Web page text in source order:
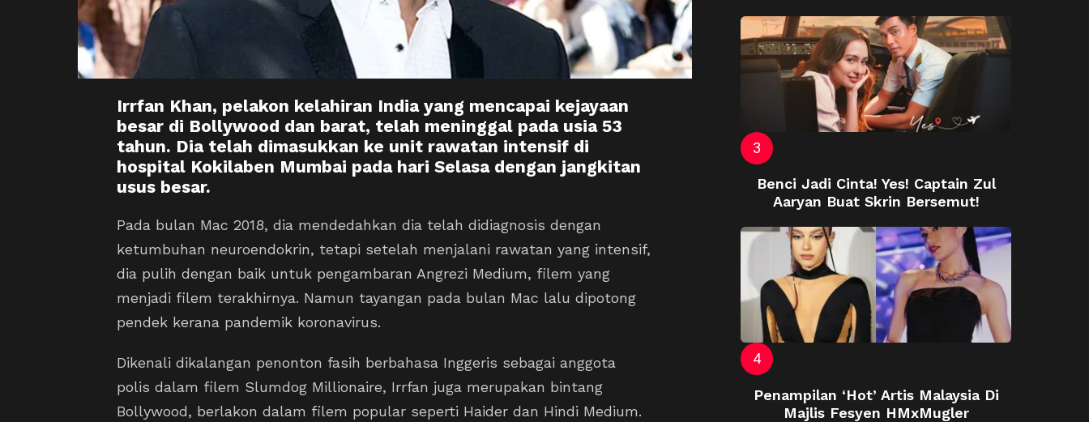
Irrfan Khan, pelakon kelahiran India yang mencapai kejayaan
besar di Bollywood dan barat, telah meninggal pada usia 53
tahun. Dia telah dimasukkan ke unit rawatan intensif di
hospital Kokilaben Mumbai pada hari Selasa dengan jangkitan
usus besar.
Pada bulan Mac 2018, dia mendedahkan dia telah didiagnosis dengan
ketumbuhan neuroendokrin, tetapi setelah menjalani rawatan yang intensif,
dia pulih dengan baik untuk pengambaran Angrezi Medium, filem yang
menjadi filem terakhirnya. Namun tayangan pada bulan Mac lalu dipotong
pendek kerana pandemik koronavirus.
Dikenali dikalangan penonton fasih berbahasa Inggeris sebagai anggota
polis dalam filem Slumdog Millionaire, Irrfan juga merupakan bintang
Bollywood, berlakon dalam filem popular seperti Haider dan Hindi Medium.
Benci Jadi Cinta! Yes! Captain Zul
Aaryan Buat Skrin Bersemut!
Penampilan ‘Hot’ Artis Malaysia Di
Majlis Fesyen HMxMugler